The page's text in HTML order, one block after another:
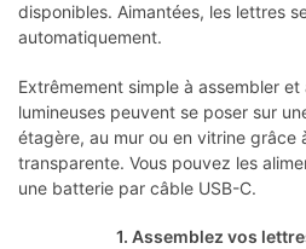
disponibles. Aimantées, les lettres
automatiquement.
Extrêmement simple à assembler
lumineuses peuvent se poser sur
étagère, au mur ou en vitrine grâce
transparente. Vous pouvez les
une batterie par câble USB-C.
1. Assemblez vos